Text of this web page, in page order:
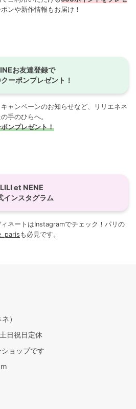
ンや新作情報もお届け！
お友達登録で
ーポンプレゼント！
ャンペーンのお知らせなど、リリエネネ
手のひらへ。
ンプレゼント！
LILI et NENE
インスタグラム
ネートはInstagramでチェック！パリの
も必見です。
）
日祝日定休
ョップです